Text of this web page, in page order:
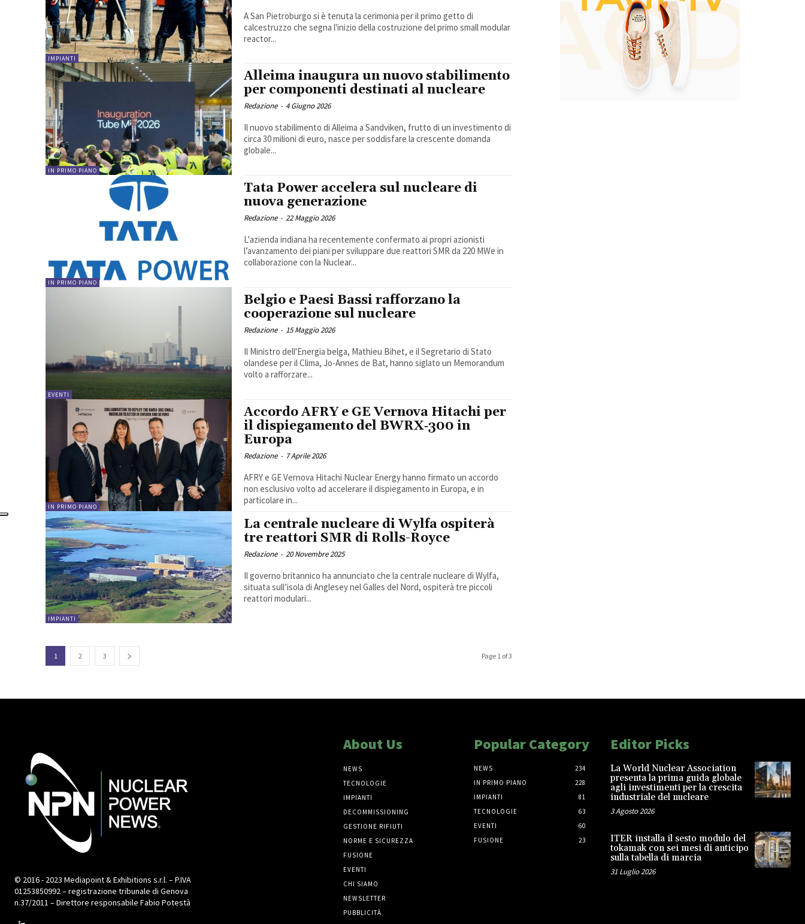
IMPIANTI
A San Pietroburgo si è tenuta la cerimonia per il primo getto di
calcestruzzo che segna l'inizio della costruzione del primo small modular
reactor...
IN PRIMO PIANO
Alleima inaugura un nuovo stabilimento
per componenti destinati al nucleare
Redazione - 4 Giugno 2026
Il nuovo stabilimento di Alleima a Sandviken, frutto di un investimento di
circa 30 milioni di euro, nasce per soddisfare la crescente domanda
globale...
IN PRIMO PIANO
Tata Power accelera sul nucleare di
nuova generazione
Redazione - 22 Maggio 2026
L'azienda indiana ha recentemente confermato ai propri azionisti
l’avanzamento dei piani per sviluppare due reattori SMR da 220 MWe in
collaborazione con la Nuclear...
EVENTI
Belgio e Paesi Bassi rafforzano la
cooperazione sul nucleare
Redazione - 15 Maggio 2026
Il Ministro dell'Energia belga, Mathieu Bihet, e il Segretario di Stato
olandese per il Clima, Jo-Annes de Bat, hanno siglato un Memorandum
volto a rafforzare...
IN PRIMO PIANO
Accordo AFRY e GE Vernova Hitachi per
il dispiegamento del BWRX‑300 in
Europa
Redazione - 7 Aprile 2026
AFRY e GE Vernova Hitachi Nuclear Energy hanno firmato un accordo
non esclusivo volto ad accelerare il dispiegamento in Europa, e in
particolare in...
IMPIANTI
La centrale nucleare di Wylfa ospiterà
tre reattori SMR di Rolls-Royce
Redazione - 20 Novembre 2025
Il governo britannico ha annunciato che la centrale nucleare di Wylfa,
situata sull’isola di Anglesey nel Galles del Nord, ospiterà tre piccoli
reattori modulari...
1 2 3 Page 1 of 3
© 2016 - 2023 Mediapoint & Exhibitions s.r.l. – P.IVA
01253850992 – registrazione tribunale di Genova
n.37/2011 – Direttore responsabile Fabio Potestà
About Us
NEWS
TECNOLOGIE
IMPIANTI
DECOMMISSIONING
GESTIONE RIFIUTI
NORME E SICUREZZA
FUSIONE
EVENTI
CHI SIAMO
NEWSLETTER
PUBBLICITÀ
Popular Category
NEWS
234
IN PRIMO PIANO
228
IMPIANTI
81
TECNOLOGIE
63
EVENTI
60
FUSIONE
23
Editor Picks
La World Nuclear Association
presenta la prima guida globale
agli investimenti per la crescita
industriale del nucleare
3 Agosto 2026
ITER installa il sesto modulo del
tokamak con sei mesi di anticipo
sulla tabella di marcia
31 Luglio 2026